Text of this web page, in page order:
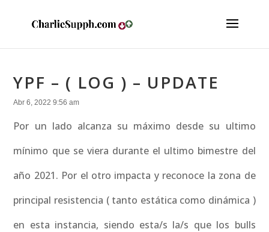
YPF – ( LOG ) – UPDATE
Abr 6, 2022 9:56 am
Por un lado alcanza su máximo desde su ultimo
mínimo que se viera durante el ultimo bimestre del
año 2021. Por el otro impacta y reconoce la zona de
principal resistencia ( tanto estática como dinámica )
en esta instancia, siendo esta/s la/s que los bulls